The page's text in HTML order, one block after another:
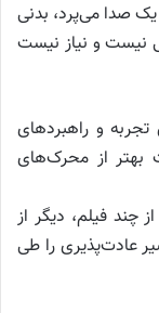
صدا می‌پرد، بدنی
نیست و نیاز نیست
و راهبردهای
بهتر از محرک‌های
چند فیلم، دیگر از
عادت‌پذیری را طی